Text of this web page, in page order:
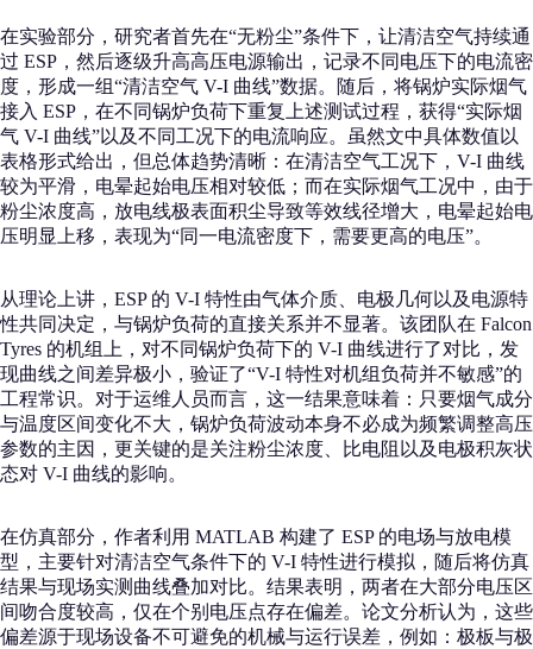
在实验部分，研究者首先在“无粉尘”条件下，让清洁空气持续通
过 ESP，然后逐级升高高压电源输出，记录不同电压下的电流密
度，形成一组“清洁空气 V-I 曲线”数据。随后，将锅炉实际烟气
接入 ESP，在不同锅炉负荷下重复上述测试过程，获得“实际烟
气 V-I 曲线”以及不同工况下的电流响应。虽然文中具体数值以
表格形式给出，但总体趋势清晰：在清洁空气工况下，V-I 曲线
较为平滑，电晕起始电压相对较低；而在实际烟气工况中，由于
粉尘浓度高，放电线极表面积尘导致等效线径增大，电晕起始电
压明显上移，表现为“同一电流密度下，需要更高的电压”。
从理论上讲，ESP 的 V-I 特性由气体介质、电极几何以及电源特
性共同决定，与锅炉负荷的直接关系并不显著。该团队在 Falcon
Tyres 的机组上，对不同锅炉负荷下的 V-I 曲线进行了对比，发
现曲线之间差异极小，验证了“V-I 特性对机组负荷并不敏感”的
工程常识。对于运维人员而言，这一结果意味着：只要烟气成分
与温度区间变化不大，锅炉负荷波动本身不必成为频繁调整高压
参数的主因，更关键的是关注粉尘浓度、比电阻以及电极积灰状
态对 V-I 曲线的影响。
在仿真部分，作者利用 MATLAB 构建了 ESP 的电场与放电模
型，主要针对清洁空气条件下的 V-I 特性进行模拟，随后将仿真
结果与现场实测曲线叠加对比。结果表明，两者在大部分电压区
间吻合度较高，仅在个别电压点存在偏差。论文分析认为，这些
偏差源于现场设备不可避免的机械与运行误差，例如：极板与极